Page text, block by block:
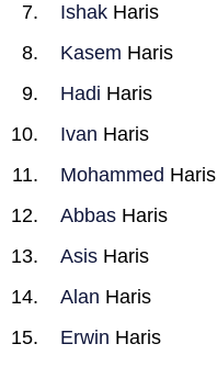
Ishak Haris
Kasem Haris
Hadi Haris
Ivan Haris
Mohammed Haris
Abbas Haris
Asis Haris
Alan Haris
Erwin Haris